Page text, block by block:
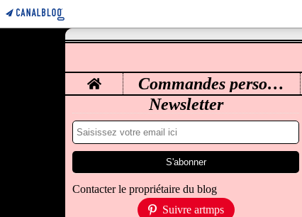
Home Commandes personnalisées
Newsletter
Contacter le propriétaire du blog
Suivre artmps